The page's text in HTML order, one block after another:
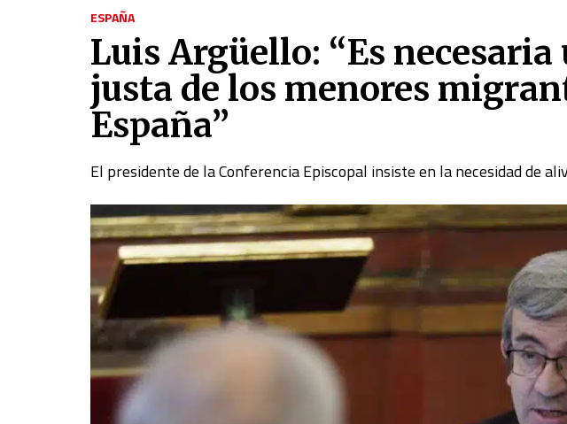
ESPAÑA
Luis Argüello: “Es
justa de los menores
España”
El presidente de la Conferencia Episcopal insiste en la necesidad de